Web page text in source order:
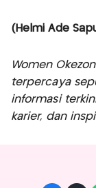
(Helmi Ade
Women
terpercaya
informasi
karier, dan